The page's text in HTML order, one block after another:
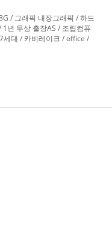
/ 그래픽 내장그래픽 / 하드
년 무상 출장AS / 조립컴퓨
세대 / 카비레이크 / office /